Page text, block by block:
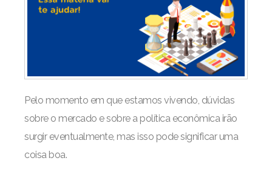
Pelo momento em que estamos vivendo, dúvidas
sobre o mercado e sobre a política econômica irão
surgir eventualmente, mas isso pode significar uma
coisa boa.